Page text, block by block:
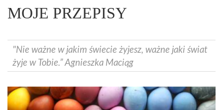
MOJE PRZEPISY
"Nie ważne w jakim świecie żyjesz, ważne jaki świat
żyje w Tobie.” Agnieszka Maciąg